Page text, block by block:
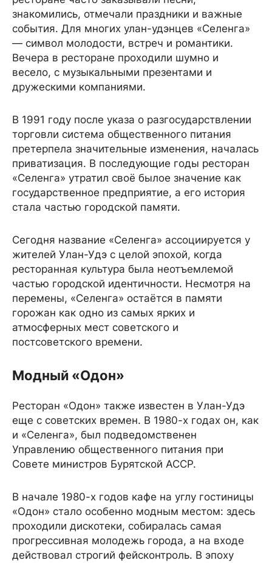
знакомились, отмечали праздники и важные
события. Для многих улан-удэнцев «Селенга»
— символ молодости, встреч и романтики.
Вечера в ресторане проходили шумно и
весело, с музыкальными презентами и
дружескими компаниями.
В 1991 году после указа о разгосударствлении
торговли система общественного питания
претерпела значительные изменения, началась
приватизация. В последующие годы ресторан
«Селенга» утратил своё былое значение как
государственное предприятие, а его история
стала частью городской памяти.
Сегодня название «Селенга» ассоциируется у
жителей Улан-Удэ с целой эпохой, когда
ресторанная культура была неотъемлемой
частью городской идентичности. Несмотря на
перемены, «Селенга» остаётся в памяти
горожан как одно из самых ярких и
атмосферных мест советского и
постсоветского времени.
Модный «Одон»
Ресторан «Одон» также известен в Улан-Удэ
еще с советских времен. В 1980-х годах он, как
и «Селенга», был подведомственен
Управлению общественного питания при
Совете министров Бурятской АССР.
В начале 1980-х годов кафе на углу гостиницы
«Одон» стало особенно модным местом: здесь
проходили дискотеки, собиралась самая
прогрессивная молодежь города, а на входе
действовал строгий фейсконтроль. В эпоху